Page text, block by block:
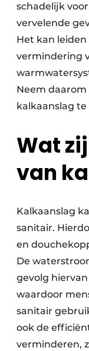
schadelijk
vervelende
Het kan
vermindering
Neem
kalkaanslag
Wat
van
Kalkaanslag
sanitair.
en
De
gevolg
waardoor
sanitair
ook de
verminderen,